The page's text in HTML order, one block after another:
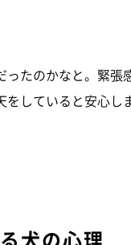
たのかなと。緊張
していると安心し
犬の心理